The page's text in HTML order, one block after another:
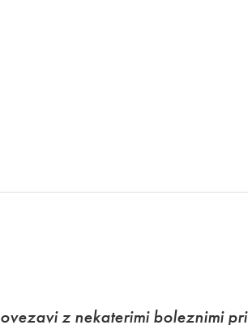
z nekaterimi boleznimi pri